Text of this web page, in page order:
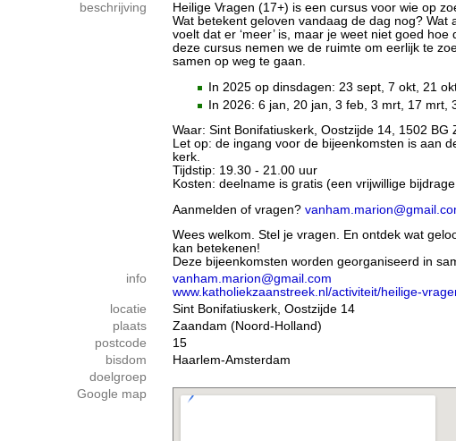
beschrijving
Heilige Vragen (17+) is een cursus voor wie op
Wat betekent geloven vandaag de dag nog? Wat
voelt dat er ‘meer’ is, maar je weet niet goed
deze cursus nemen we de ruimte om eerlijk te
samen op weg te gaan.
In 2025 op dinsdagen: 23 sept, 7 okt, 21
In 2026: 6 jan, 20 jan, 3 feb, 3 mrt, 17 mrt,
Waar: Sint Bonifatiuskerk, Oostzijde 14, 1502 BG
Let op: de ingang voor de bijeenkomsten is aan
kerk.
Tijdstip: 19.30 - 21.00 uur
Kosten: deelname is gratis (een vrijwillige
Aanmelden of vragen?
Wees welkom. Stel je vragen. En ontdek wat
kan betekenen!
Deze bijeenkomsten worden georganiseerd in
info
vanham.marion@gmail.com
www.katholiekzaanstreek.nl/activiteit/heilige-
locatie
Sint Bonifatiuskerk, Oostzijde 14
plaats
Zaandam (Noord-Holland)
postcode
15
bisdom
Haarlem-Amsterdam
doelgroep
Google map